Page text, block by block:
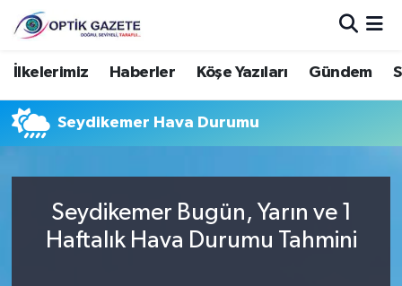
İlkelerimiz Haberler Köşe Yazıları Gündem
Seydikemer Hava Durumu
Seydikemer Bugün, Yarın ve 1
Haftalık Hava Durumu Tahmini
Nöbetçi Eczaneler
Hava Durumu
Trafik Durumu
Süper Lig Puan Durumu ve Fikstür